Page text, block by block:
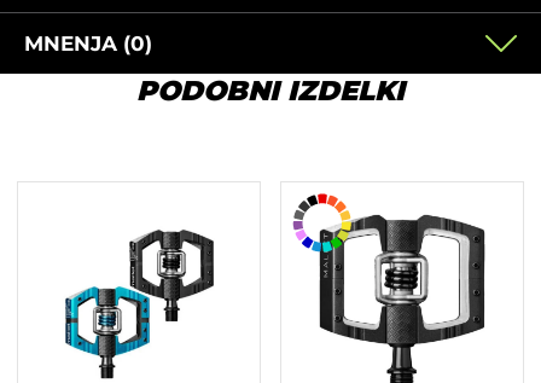
MNENJA (0)
PODOBNI IZDELKI